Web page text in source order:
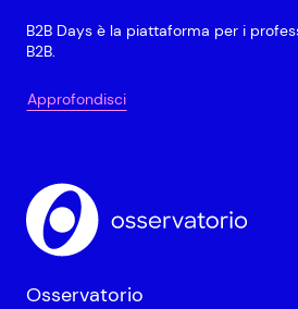
B2B Days è la piattaforma per i
B2B.
Approfondisci
Osservatorio